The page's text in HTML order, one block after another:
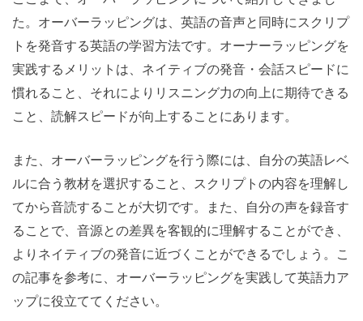
た。オーバーラッピングは、英語の音声と同時にスクリプ
トを発音する英語の学習方法です。オーナーラッピングを
実践するメリットは、ネイティブの発音・会話スピードに
慣れること、それによりリスニング力の向上に期待できる
こと、読解スピードが向上することにあります。
また、オーバーラッピングを行う際には、自分の英語レベ
ルに合う教材を選択すること、スクリプトの内容を理解し
てから音読することが大切です。また、自分の声を録音す
ることで、音源との差異を客観的に理解することができ、
よりネイティブの発音に近づくことができるでしょう。こ
の記事を参考に、オーバーラッピングを実践して英語力ア
ップに役立ててください。